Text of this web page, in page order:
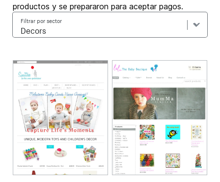
productos y se prepararon para aceptar pagos.
Filtrar por sector